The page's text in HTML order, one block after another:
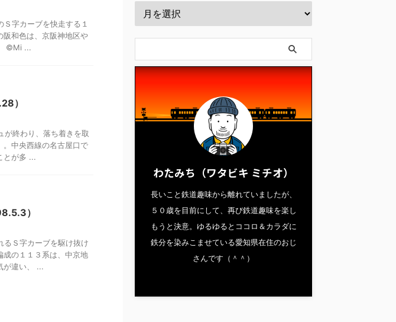
字カーブを快走する１
阪和色は、京阪神地区や
©Mi ...
）
終わり、落ち着きを取
。中央西線の名古屋口で
とが多 ...
）
Ｓ字カーブを駆け抜け
成の１１３系は、中京地
が違い、 ...
わたみち（ワタビキ ミチオ）
長いこと鉄道趣味から離れていましたが、
５０歳を目前にして、再び鉄道趣味を楽し
もうと決意。ゆるゆるとココロ＆カラダに
鉄分を染みこませている愛知県在住のおじ
さんです（＾＾）